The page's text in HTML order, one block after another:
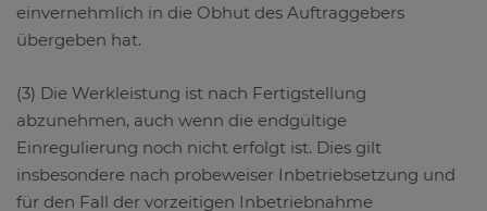
einvernehmlich in die Obhut des Auftraggebers
übergeben hat.
(3) Die Werkleistung ist nach Fertigstellung
abzunehmen, auch wenn die endgültige
Einregulierung noch nicht erfolgt ist. Dies gilt
insbesondere nach probeweiser Inbetriebsetzung und
für den Fall der vorzeitigen Inbetriebnahme